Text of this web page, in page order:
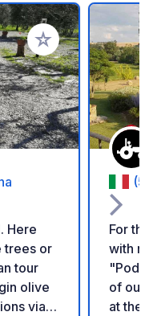
Add to your
Here
trees or
olive
For
with
of
at the